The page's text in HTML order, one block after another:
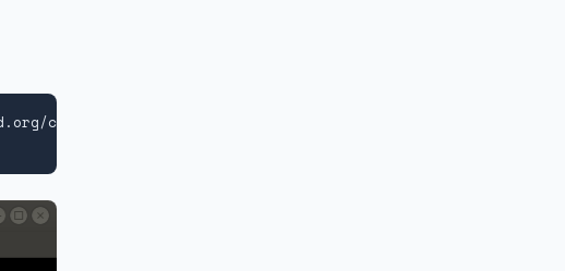
coprs/konimex/neofetch/repo/epel-7/konimex-neofetch-epel-